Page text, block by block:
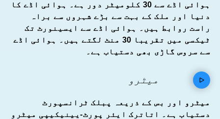
ہوائی اڈے سے 30 کلومیٹر دور ہے۔ ہوائی اڈے کا
دنیا اور ملک کے بہت سے بڑے شہروں سے براہ
راست روابط ہیں۔ ہوائی اڈے سے ایسینورٹ تک
ٹیکسی میں تقریبا 30 منٹ لگتے ہیں۔ ہوائی اڈے
سے سروس گاڑی بھی دستیاب ہے۔
میٹرو
میٹرو اور بس کے ذریعہ پبلک ٹرانسپورٹ
دستیاب ہے۔ اتاترک ایئر پورٹ-یینیکیپی میٹرو